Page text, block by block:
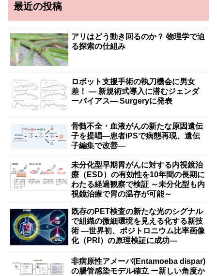
最近の投稿
アリはどう動き回るのか？ 物理学で迫
る探索の仕組み
ロボット支援手術の執刀機会に男女
差！ — 新規術式導入に潜むジェンダ
ーバイアス— Surgeryに発表
骨髄不全・血液がんの新たな原因遺伝
子を提唱―患者iPSで病態再現、遺伝
子編集で改善―
未分化型早期胃がんに対する内視鏡治
療（ESD）の有効性を10年間の長期に
わたる経過観察で検証 ～未分化型も内
視鏡治療で胃の温存が可能～
既存のPET検査の新たな光のシグナル
で組織の微細環境を見える化する新技
術 ―世界初、ポジトロニウム比率画像
化（PRI）の原理検証に成功―
非病原性アメーバ(Entamoeba dispar)
の腸管感染モデル確立 ー新しい角度か